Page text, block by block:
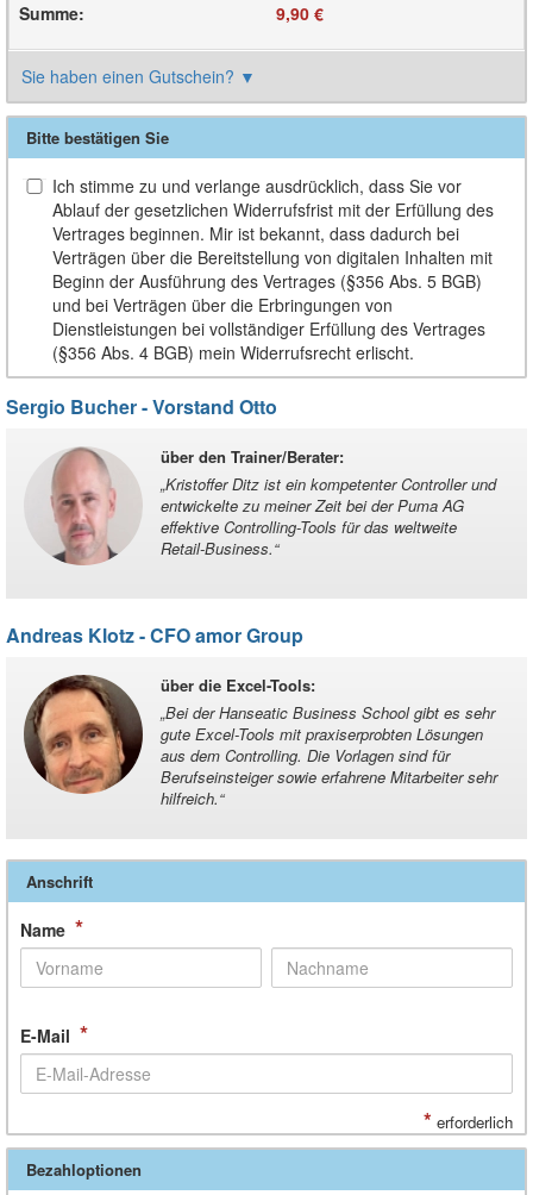
Summe: 9,90 €
Sie haben einen Gutschein? ▼
Bitte bestätigen Sie
Ich stimme zu und verlange ausdrücklich, dass Sie vor
Ablauf der gesetzlichen Widerrufsfrist mit der Erfüllung des
Vertrages beginnen. Mir ist bekannt, dass dadurch bei
Verträgen über die Bereitstellung von digitalen Inhalten mit
Beginn der Ausführung des Vertrages (§356 Abs. 5 BGB)
und bei Verträgen über die Erbringungen von
Dienstleistungen bei vollständiger Erfüllung des Vertrages
(§356 Abs. 4 BGB) mein Widerrufsrecht erlischt.
Sergio Bucher - Vorstand Otto
über den Trainer/Berater:
„Kristoffer Ditz ist ein kompetenter Controller und
entwickelte zu meiner Zeit bei der Puma AG
effektive Controlling-Tools für das weltweite
Retail-Business.“
Andreas Klotz - CFO amor Group
über die Excel-Tools:
„Bei der Hanseatic Business School gibt es sehr
gute Excel-Tools mit praxiserprobten Lösungen
aus dem Controlling. Die Vorlagen sind für
Berufseinsteiger sowie erfahrene Mitarbeiter sehr
hilfreich.“
Anschrift
Name *
E-Mail *
* erforderlich
Bezahloptionen